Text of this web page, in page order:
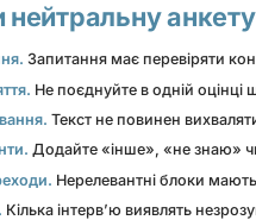
нейтральну анкету
Запитання має перевіряти
Не поєднуйте в одній оцінці
Текст не повинен
Додайте «інше», «не знаю» чи
Нерелевантні блоки
Кілька інтерв’ю виявлять